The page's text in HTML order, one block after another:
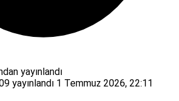
yayınlandı
yayınlandı 1 Temmuz 2026, 22:11